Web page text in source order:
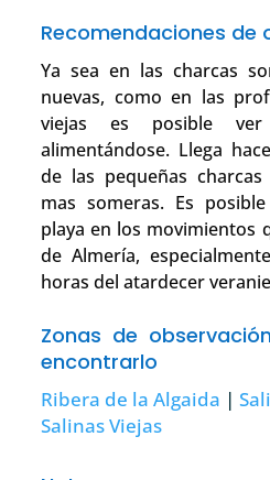
Recomendaciones de
Ya sea en las charcas
nuevas, como en las
viejas es posible
alimentándose. Llega
de las pequeñas charcas
mas someras. Es
playa en los movimientos
de Almería,
horas del atardecer
Zonas de
encontrarlo
Ribera de la Algaida |
Salinas Viejas